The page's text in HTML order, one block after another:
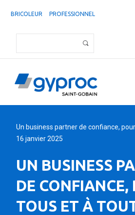
BRICOLEUR PROFESSIONNEL
Un business partner de confiance,
16 janvier 2025
UN BUSINESS
DE CONFIANCE,
TOUS ET À